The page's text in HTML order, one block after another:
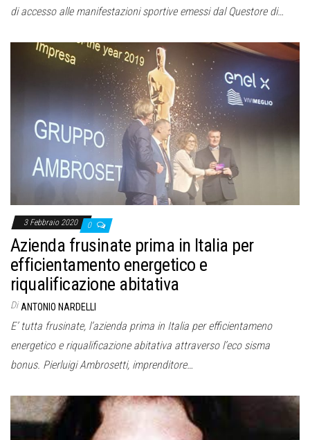
di accesso alle manifestazioni sportive emessi dal Questore di…
3 Febbraio 2020 0
Azienda frusinate prima in Italia per
efficientamento energetico e
riqualificazione abitativa
Di ANTONIO NARDELLI
E’ tutta frusinate, l’azienda prima in Italia per efficientameno
energetico e riqualificazione abitativa attraverso l’eco sisma
bonus. Pierluigi Ambrosetti, imprenditore…